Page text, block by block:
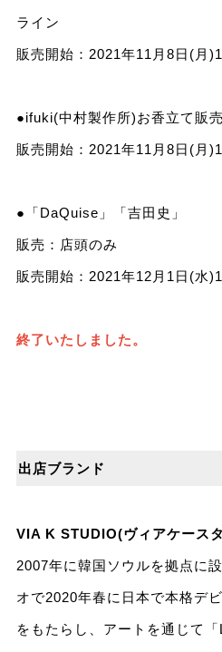
ライン
販売開始：2021年11⽉8⽇(⽉
●ifuki(中村製作所)お⾹⽴て販
販売開始：2021年11⽉8⽇(⽉
●「DaQuise」「吉⽥史」
販売：店頭のみ
販売開始：2021年12⽉1⽇(⽔
終了いたしました。
出店ブランド
VIA K STUDIO(ヴィアケース
2007年に韓国ソウルを拠点に
オで2020年春に⽇本で本格デ
をもたらし、アートを通じて